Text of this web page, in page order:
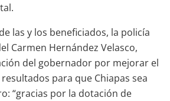
las y los beneficiados, la policía
Carmen Hernández Velasco,
del gobernador por mejorar el
para que Chiapas sea
“gracias por la dotación de